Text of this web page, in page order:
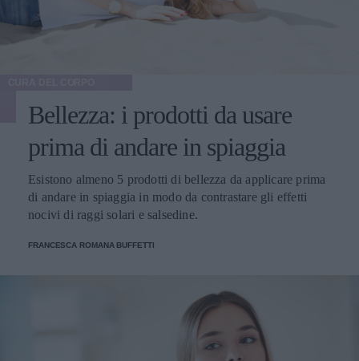
Bellezza: i prodotti da usare
prima di andare in spiaggia
Esistono almeno 5 prodotti di bellezza da applicare prima
di andare in spiaggia in modo da contrastare gli effetti
nocivi di raggi solari e salsedine.
FRANCESCA ROMANA BUFFETTI